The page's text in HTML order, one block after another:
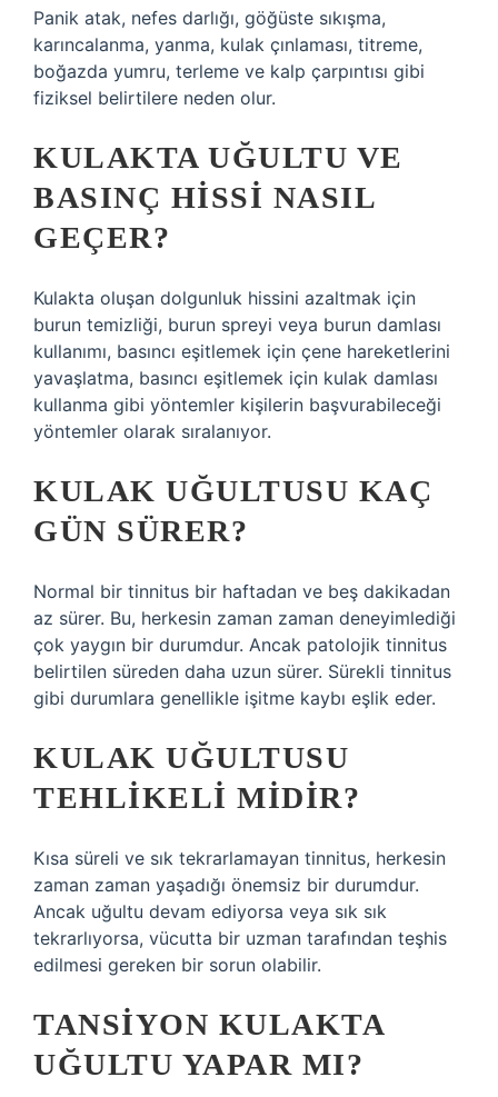
Panik atak, nefes darlığı, göğüste sıkışma,
karıncalanma, yanma, kulak çınlaması, titreme,
boğazda yumru, terleme ve kalp çarpıntısı gibi
fiziksel belirtilere neden olur.
KULAKTA UĞULTU VE
BASINÇ HISSI NASIL
GEÇER?
Kulakta oluşan dolgunluk hissini azaltmak için
burun temizliği, burun spreyi veya burun damlası
kullanımı, basıncı eşitlemek için çene hareketlerini
yavaşlatma, basıncı eşitlemek için kulak damlası
kullanma gibi yöntemler kişilerin başvurabileceği
yöntemler olarak sıralanıyor.
KULAK UĞULTUSU KAÇ
GÜN SÜRER?
Normal bir tinnitus bir haftadan ve beş dakikadan
az sürer. Bu, herkesin zaman zaman deneyimlediği
çok yaygın bir durumdur. Ancak patolojik tinnitus
belirtilen süreden daha uzun sürer. Sürekli tinnitus
gibi durumlara genellikle işitme kaybı eşlik eder.
KULAK UĞULTUSU
TEHLIKELI MIDIR?
Kısa süreli ve sık tekrarlamayan tinnitus, herkesin
zaman zaman yaşadığı önemsiz bir durumdur.
Ancak uğultu devam ediyorsa veya sık sık
tekrarlıyorsa, vücutta bir uzman tarafından teşhis
edilmesi gereken bir sorun olabilir.
TANSIYON KULAKTA
UĞULTU YAPAR MI?